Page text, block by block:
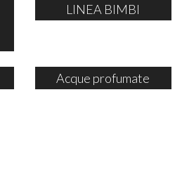
LINEA BIMBI
Acque profumate